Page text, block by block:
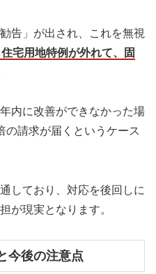
告」が出され、これを無視
宅用地特例が外れて、固
内に改善ができなかった場
の請求が届くというケース
しており、対応を後回しに
が現実となります。
今後の注意点